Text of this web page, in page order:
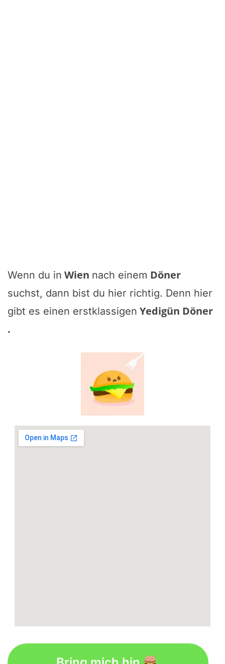
Wenn du in Wien nach einem Döner
suchst, dann bist du hier richtig. Denn hier
gibt es einen erstklassigen Yedigün Döner
.